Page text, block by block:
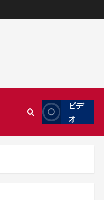
ビデ
オ